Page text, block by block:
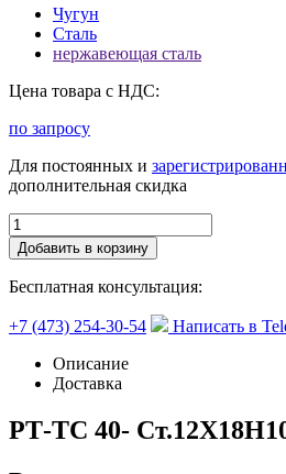
Чугун
Сталь
нержавеющая сталь
Цена товара с НДС:
по запросу
Для постоянных и
дополнительная скидка
Добавить в корзину
Бесплатная консультация:
+7 (473) 254-30-54 Написать в
Описание
Доставка
РТ-ТС 40-